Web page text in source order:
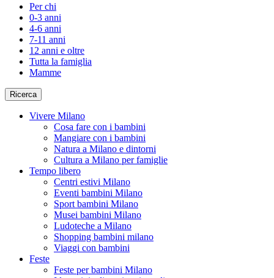
Per chi
0-3 anni
4-6 anni
7-11 anni
12 anni e oltre
Tutta la famiglia
Mamme
Ricerca
Vivere Milano
Cosa fare con i bambini
Mangiare con i bambini
Natura a Milano e dintorni
Cultura a Milano per famiglie
Tempo libero
Centri estivi Milano
Eventi bambini Milano
Sport bambini Milano
Musei bambini Milano
Ludoteche a Milano
Shopping bambini milano
Viaggi con bambini
Feste
Feste per bambini Milano